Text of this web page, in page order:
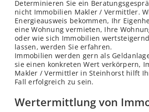
Determinieren Sie ein
nicht Immobilien Makler / Vermittler.
Energieausweis bekommen, Ihr
eine Wohnung vermieten, Ihre
oder wie sich Immobilien
lassen, werden Sie erfahren.
Immobilien werden gern als
sie einen konkreten Wert verkörpern,
Makler / Vermittler in Steinhorst hilft
Fall erfolgreich zu sein.
Wertermittlung von